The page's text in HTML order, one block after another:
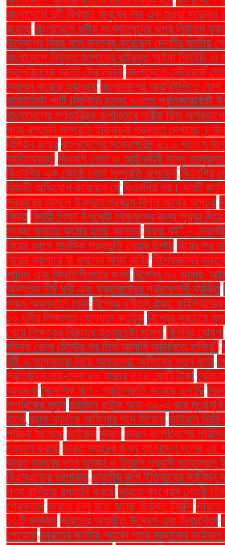
বাংলাদেশে দুটি বিখ্যাত মানুষের নাম এক হওয়া সত্ত্বেও
রয়েছে বাংলাদেশে ধর্মীয় সংখ্যালঘুদের ওপর নির্যাতন
উদ্বেগের বিষয় বলে মন্তব্য করেছেন দেশটির জাতীয়
বাংলাদেশে নিযুক্ত জাপানের রাষ্ট্রদূত সাইদা শিনইচি ও
মহাপরিচালক আইট টেরুইউকি বাংলাদেশে নেটওয়ার্ক
স্থাপন করেছে হুয়াওয়ে বাংলাদেশের আরসিইপিতে
কমিউনিস্ট পার্টি (সিপিবি) দলের ৭৭তম
বাংলাদেশের গণতান্ত্রিক রূপান্তরে নারীরা ছিল
পণ্য রপ্তানি সম্প্রতি ইতিবাচক প্রবণতা দেখাচ্ছে।
বিলিয়ন ডলার বাংলাদেশের সংখ্যাগরিষ্ঠ ৬১.১ শতাংশ
আতিথেয়তা' বিএনপি নেতা ও আইনজীবী মাসুদ
বিএনপির এক জ্যেষ্ঠ নেতা সম্প্রতি বলেছেন বিএনপির
রিজভী অভিযোগ করেছেন যে বিএনপির পর। দলটি
সরকারের আমলে উন্নয়ন প্রকল্পে বিপুল অর্থের অপচয়
বিজয় বিদায়ী শিক্ষা উপদেষ্টা শিক্ষকদের জন্য সুখবর
সংখ্যা কমাতে কঠোর হচ্ছে কানাডা বিধবা নই” –
বিয়ের আগে মানসিক প্রস্তুতি নেয়ার উপায় বিয়ের পর
বিয়ের ব্যাপারে যা বললেন সাফা কবির বিশেষজ্ঞদের
শান্তি এবং স্থিতিশীলতার জন্য বিশ্বের ৭০ ভাষায়
অন্যতম শীর্ষ ধনী এবং যুক্তরাষ্ট্রের প্রভাবশালী ব্যক্তি
পঞ্চম অবস্থানে ঢাকা বিশ্বের ধনীতম রাজা:
১০ ধনীর শিক্ষাগত যোগ্যতা কতটুকু বিশ্বের সবচেয়ে
খেয়ে শিক্ষকের বিরুদ্ধে হত্যাচেষ্টা মামলা বিসিবির ঘোষণা
ঘটনায় ডোপ টেস্টের পর তিন আসামি আদালতে হাজির"
বৃষ্টি ও তাপমাত্রা নিয়ে আবহাওয়া অফিসের নতুন বার্তা
প্রতিষ্ঠানে দায়-দেনা ৫০ হাজার ৫০০ কোটি টাকা
আতঙ্ক বৈদেশিক ঋণ - প্রতিশ্রুতি কমেছে ৬৭%
নাগরিকের মৃত্যু ব্রাজিল রাউন্ড অফ ৩২-এ কার
হার্ভে ব্র্যাক ব্যাংকে অফিসার পদে নিয়োগ ভাইরাল
পরিচয় মিলেছে ভাইরাস ভারত ভারত বাংলাদেশের
প্রকাশ করছে ভারত ম্যাচের জন্য বাংলাদেশ দলের
ভারত সফরের দলে হামজা ও ইতালি প্রবাসী ফাহমেদুল
বিএসএফের ধরপাকড় ভারতীয় রুপি ইতিহাসের সর্বনিম্ন
পণ্য রাশিয়ায় রপ্তানি করছে ভারতে কংগ্রেস নেত্রী
গ্রেফতার ভারতে চালু হতে যাচ্ছে উড়ন্ত ট্যাক্সি
১০টি মসজিদ ভারতের অযাচিত উদ্বেগ এবং দ্বিচারিতা
পেয়েছে ভারতের জাতীয় পতাকা পায়ে মাড়ানোর ভাইরাল